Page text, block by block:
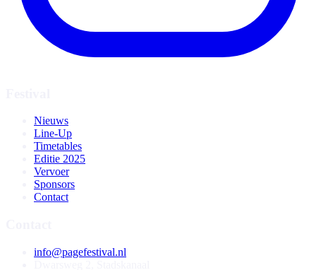
Nieuws
Line-Up
Timetables
Editie 2025
Vervoer
Sponsors
Contact
info@pagefestival.nl